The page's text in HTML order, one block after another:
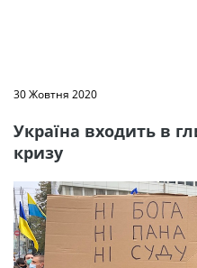
30 Жовтня 2020
Україна входить в
кризу